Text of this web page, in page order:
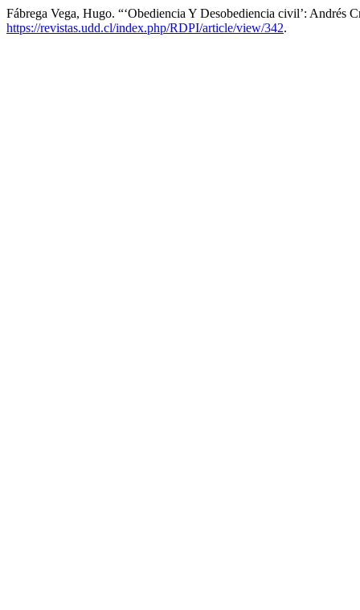
Fábrega Vega, Hugo. “‘Obediencia Y Desobediencia civil’: Andrés
https://revistas.udd.cl/index.php/RDPI/article/view/342.